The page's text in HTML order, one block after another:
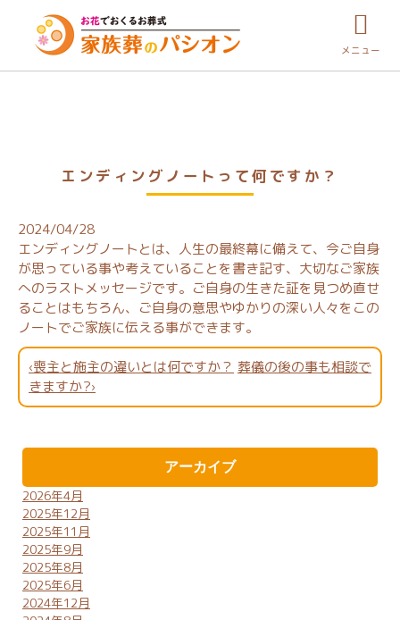
メニュー
エンディングノートって何ですか？
2024/04/28
エンディングノートとは、人生の最終幕に備えて、今ご自身
が思っている事や考えていることを書き記す、大切なご家族
へのラストメッセージです。ご自身の生きた証を見つめ直せ
ることはもちろん、ご自身の意思やゆかりの深い人々をこの
ノートでご家族に伝える事ができます。
‹喪主と施主の違いとは何ですか？ 葬儀の後の事も相談で
きますか?›
アーカイブ
2026年4月
2025年12月
2025年11月
2025年9月
2025年8月
2025年6月
2024年12月